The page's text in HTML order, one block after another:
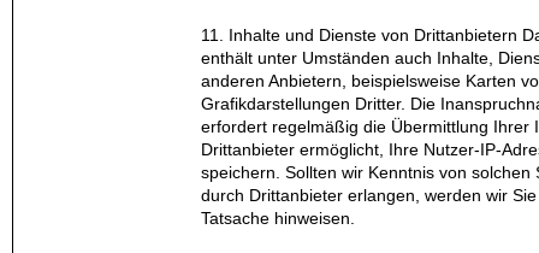
11. Inhalte und Dienste von Drittanbietern
enthält unter Umständen auch Inhalte,
anderen Anbietern, beispielsweise Karten
Grafikdarstellungen Dritter. Die
erfordert regelmäßig die Übermittlung Ihrer
Drittanbieter ermöglicht, Ihre Nutzer-IP-
speichern. Sollten wir Kenntnis von solchen
durch Drittanbieter erlangen, werden wir
Tatsache hinweisen.